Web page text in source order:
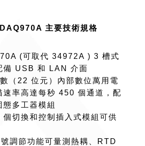
主要技術規格
(可取代 34972A ) 3 槽式
備 USB 和 LAN 介面
（22 位元）內部數位萬用電
速率高達每秒 450 個通道，配
態多工器模組
切換和控制插入式模組可供
調節功能可量測熱耦、RTD